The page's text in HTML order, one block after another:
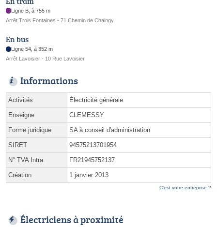
Ligne B, à 755 m
Arrêt Trois Fontaines - 71 Chemin de Chaingy
En bus
Ligne 54, à 352 m
Arrêt Lavoisier - 10 Rue Lavoisier
Informations
Activités Électricité générale
Enseigne CLEMESSY
Forme juridique SA à conseil d'administration
SIRET 94575213701954
N° TVA Intra. FR21945752137
Création 1 janvier 2013
C'est votre entreprise ?
Électriciens à proximité